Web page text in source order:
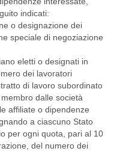
indicati:
o designazione dei
speciale di negoziazione
eletti o designati in
dei lavoratori
di lavoro subordinato
dalle società
affiliate o dipendenze
a ciascuno Stato
per ogni quota, pari al 10
del numero dei